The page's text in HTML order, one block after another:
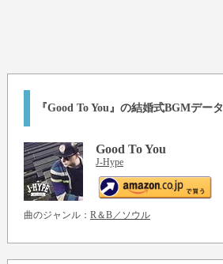
『Good To You』の結婚式BGMデータ
Good To You
J-Hype
曲のジャンル： R＆B／ソウル